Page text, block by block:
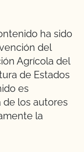
ha sido
del
Agrícola del
de Estados
es
de los autores
la